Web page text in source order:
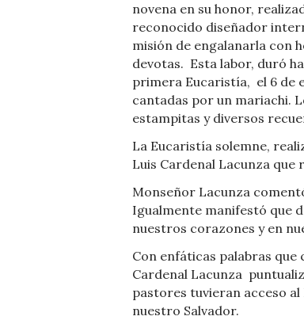
novena en su honor,
reconocido diseñador
misión de engalanarla con
devotas. Esta labor, duró
primera Eucaristía, el 6 de
cantadas por un mariachi.
estampitas y diversos
La Eucaristía solemne,
Luis Cardenal Lacunza que
Monseñor Lacunza
Igualmente manifestó que
nuestros corazones y en
Con enfáticas palabras
Cardenal Lacunza
pastores tuvieran acceso
nuestro Salvador.